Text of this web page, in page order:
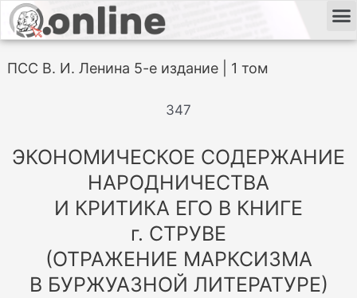
ПСС В. И. Ленина 5-е издание | 1 том
347
ЭКОНОМИЧЕСКОЕ СОДЕРЖАНИЕ
НАРОДНИЧЕСТВА
И КРИТИКА ЕГО В КНИГЕ
г. СТРУВЕ
(ОТРАЖЕНИЕ МАРКСИЗМА
В БУРЖУАЗНОЙ ЛИТЕРАТУРЕ)